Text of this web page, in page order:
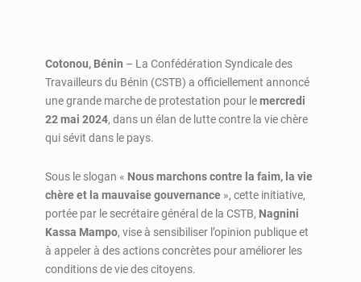
Cotonou, Bénin – La Confédération Syndicale des
Travailleurs du Bénin (CSTB) a officiellement annoncé
une grande marche de protestation pour lemercredi
22 mai 2024, dans un élan de lutte contre la vie chère
qui sévit dans le pays.
Sous le slogan « Nous marchons contre la faim, la vie
chère et la mauvaise gouvernance », cette initiative,
portée par le secrétaire général de la CSTB, Nagnini
Kassa Mampo, vise à sensibiliser l’opinion publique et
à appeler à des actions concrètes pour améliorer les
conditions de vie des citoyens.